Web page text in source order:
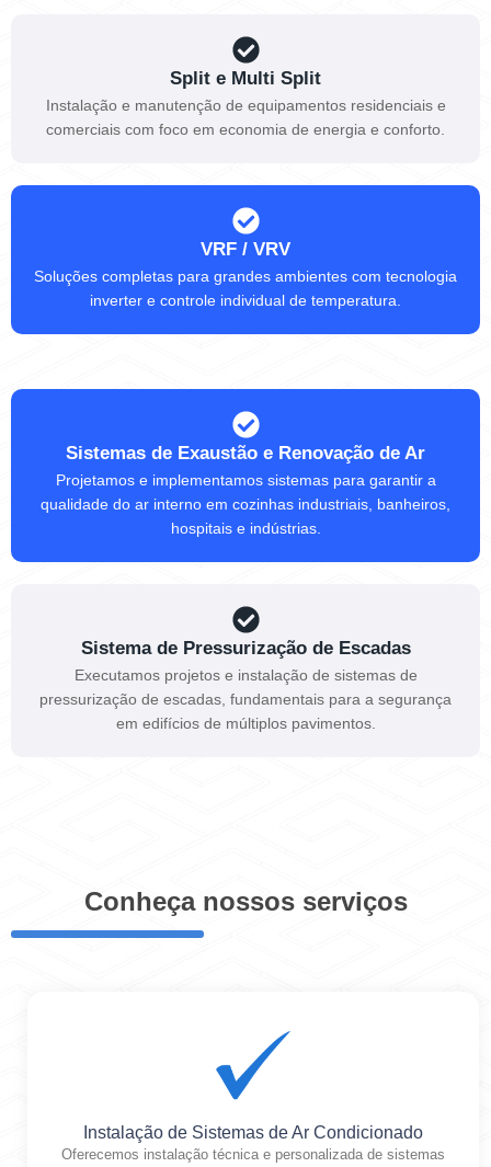
Split e Multi Split
Instalação e manutenção de equipamentos residenciais e
comerciais com foco em economia de energia e conforto.
VRF / VRV
Soluções completas para grandes ambientes com tecnologia
inverter e controle individual de temperatura.
Sistemas de Exaustão e Renovação de Ar
Projetamos e implementamos sistemas para garantir a
qualidade do ar interno em cozinhas industriais, banheiros,
hospitais e indústrias.
Sistema de Pressurização de Escadas
Executamos projetos e instalação de sistemas de
pressurização de escadas, fundamentais para a segurança
em edifícios de múltiplos pavimentos.
Conheça nossos serviços
Instalação de Sistemas de Ar Condicionado
Oferecemos instalação técnica e personalizada de sistemas